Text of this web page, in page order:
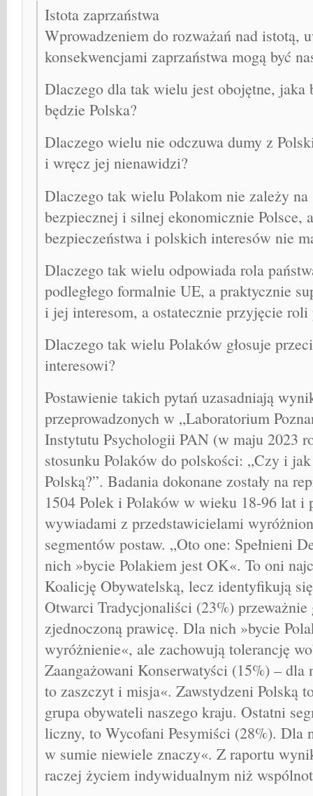
Istota zaprzaństwa
Wprowadzeniem do rozważań nad istotą,
konsekwencjami zaprzaństwa mogą być
Dlaczego dla tak wielu jest obojętne, jaka
będzie Polska?
Dlaczego wielu nie odczuwa dumy z
i wręcz jej nienawidzi?
Dlaczego tak wielu Polakom nie zależy na
bezpiecznej i silnej ekonomicznie Polsce,
bezpieczeństwa i polskich interesów nie
Dlaczego tak wielu odpowiada rola
podległego formalnie UE, a praktycznie
i jej interesom, a ostatecznie przyjęcie
Dlaczego tak wielu Polaków głosuje
interesowi?
Postawienie takich pytań uzasadniają
przeprowadzonych w „Laboratorium
Instytutu Psychologii PAN (w maju 2023
stosunku Polaków do polskości: „Czy i
Polską?”. Badania dokonane zostały na
1504 Polek i Polaków w wieku 18-96 lat i
wywiadami z przedstawicielami
segmentów postaw. „Oto one: Spełnieni
nich »bycie Polakiem jest OK«. To oni
Koalicję Obywatelską, lecz identyfikują
Otwarci Tradycjonaliści (23%) przeważnie
zjednoczoną prawicę. Dla nich »bycie
wyróżnienie«, ale zachowują tolerancję
Zaangażowani Konserwatyści (15%) – dla
to zaszczyt i misja«. Zawstydzeni Polską
grupa obywateli naszego kraju. Ostatni
liczny, to Wycofani Pesymiści (28%). Dla
w sumie niewiele znaczy«. Z raportu
raczej życiem indywidualnym niż